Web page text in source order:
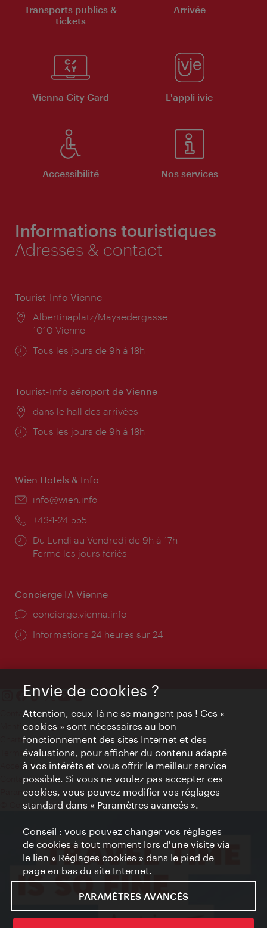
Transports publics &
tickets
Arrivée
Vienna City Card L'appli ivie
Accessibilité Nos services
Informations touristiques
Adresses & contact
Tourist-Info Vienne
Lieu:
Albertinaplatz/Maysedergasse
1010 Vienne
Horaires
Tous les jours de 9h à 18h
Tourist-Info aéroport de Vienne
Lieu:
dans le hall des arrivées
Horaires
Tous les jours de 9h à 18h
Wien Hotels & Info
E-
info@wien.info
Téléphone:
+43-1-24 555
Horaires
d'ouverture:
Du Lundi au Vendredi de 9h à 17h
Fermé les jours fériés
Concierge IA Vienne
Ort:
concierge.vienna.info
Öffnungszeiten:
Informations 24 heures sur 24
Contact
Mentions obligatoires
Charte sur le respect de la vie privée
Terms of Use
Accessibilité
Contact presse
Paramètres de cookies
© Copyright WienTourismus
Envie de cookies ?
Attention, ceux-là ne se mangent pas ! Ces «
cookies » sont nécessaires au bon
fonctionnement des sites Internet et des
évaluations, pour afficher du contenu adapté
à vos intérêts et vous offrir le meilleur service
possible. Si vous ne voulez pas accepter ces
cookies, vous pouvez modifier vos réglages
standard dans « Paramètres avancés ».
Conseil : vous pouvez changer vos réglages
de cookies à tout moment lors d'une visite via
le lien « Réglages cookies » dans le pied de
page en bas du site Internet.
PARAMÈTRES AVANCÉS